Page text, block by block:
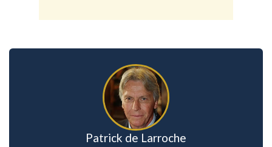
Patrick de Larroche